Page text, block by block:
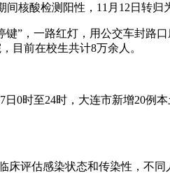
核酸检测阳性，11月12日转归
”，一路红灯，用公交车封路
目前在校生共计8万余人。
0时至24时，大连市新增20例
评估感染状态和传染性，不